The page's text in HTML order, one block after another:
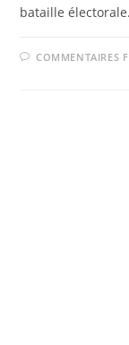
bataille
COMMENTAIRES